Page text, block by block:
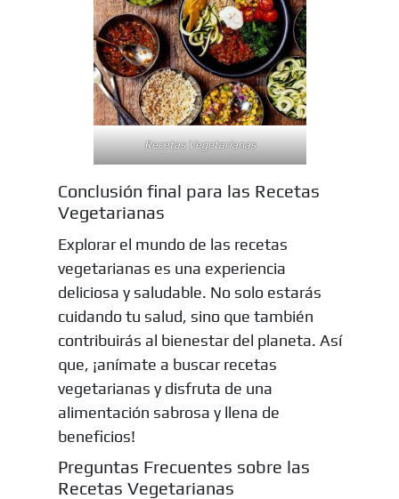
Recetas Vegetarianas
Conclusión final para las Recetas
Vegetarianas
Explorar el mundo de las recetas
vegetarianas es una experiencia
deliciosa y saludable. No solo estarás
cuidando tu salud, sino que también
contribuirás al bienestar del planeta. Así
que, ¡anímate a buscar recetas
vegetarianas y disfruta de una
alimentación sabrosa y llena de
beneficios!
Preguntas Frecuentes sobre las
Recetas Vegetarianas